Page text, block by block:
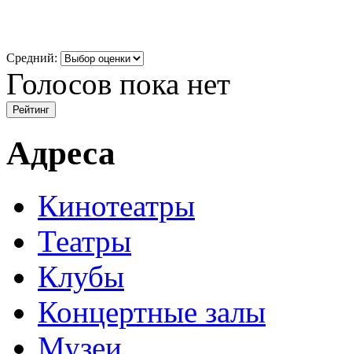
Средний:
Голосов пока нет
Адреса
Кинотеатры
Театры
Клубы
Концертные залы
Музеи